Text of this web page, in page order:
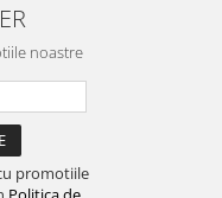
noastre
promotiile